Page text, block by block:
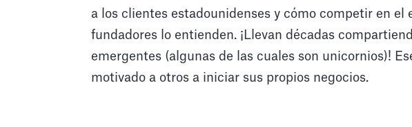
a los clientes estadounidenses y cómo competir en el
fundadores lo entienden. ¡Llevan décadas
emergentes (algunas de las cuales son unicornios)!
motivado a otros a iniciar sus propios negocios.